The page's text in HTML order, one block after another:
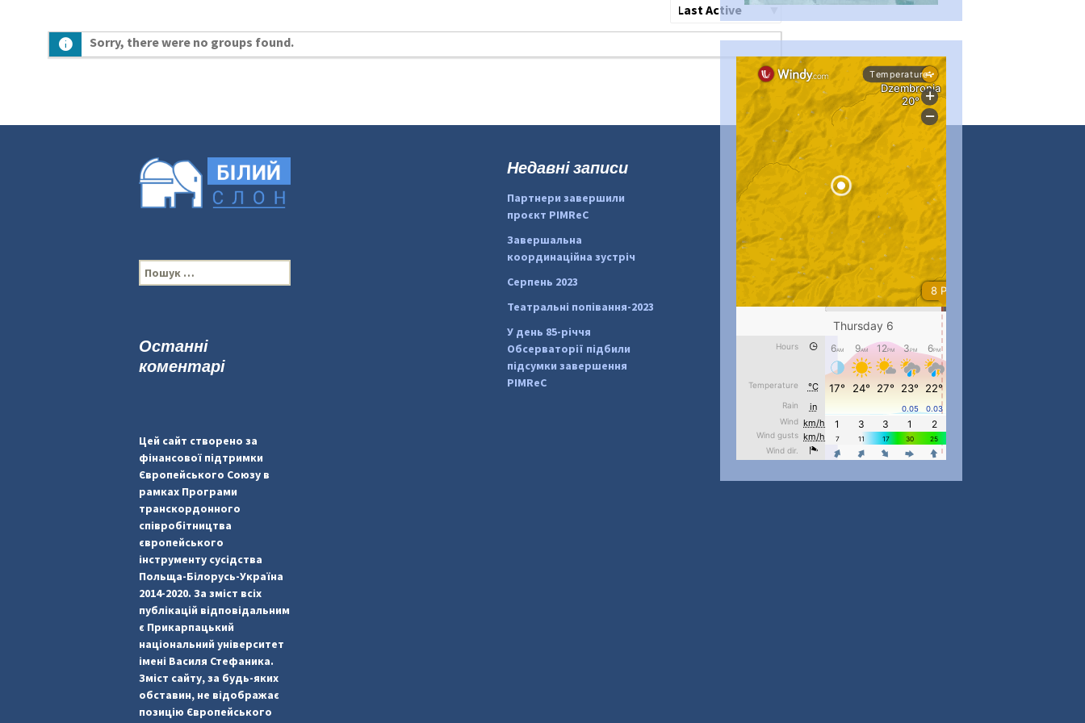
Сортувати
Sorry, there were no groups found.
#PipIvanToday...
pimrec_project
#PipIvanToday...
pimrec_project
П
о
:
Недавні записи
Партнери завершили
проєкт PIMReC
Завершальна
координаційна зустріч
Серпень 2023
Театральні попівання-2023
У день 85-річчя
Обсерваторії підбили
підсумки завершення
PIMReC
Останні
коментарі
Цей сайт створено за
фінансової підтримки
Європейського Союзу в
рамках Програми
транскордонного
співробітництва
європейського
інструменту сусідства
Польща-Білорусь-Україна
2014-2020. За зміст всіх
публікацій відповідальним
є Прикарпацький
національний університет
імені Василя Стефаника.
Зміст сайту, за будь-яких
обставин, не відображає
позицію Європейського